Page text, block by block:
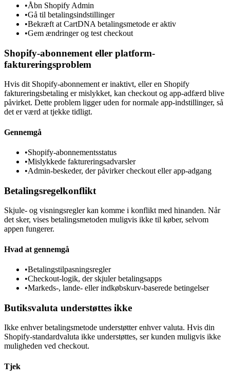
•Åbn Shopify Admin
•Gå til betalingsindstillinger
•Bekræft at CartDNA betalingsmetode er aktiv
•Gem ændringer og test checkout
Shopify-abonnement eller platform-
faktureringsproblem
Hvis dit Shopify-abonnement er inaktivt, eller en Shopify
faktureringsbetaling er mislykket, kan checkout og app-adfærd blive
påvirket. Dette problem ligger uden for normale app-indstillinger, så
det er værd at tjekke tidligt.
Gennemgå
•Shopify-abonnementsstatus
•Mislykkede faktureringsadvarsler
•Admin-beskeder, der påvirker checkout eller app-adgang
Betalingsregelkonflikt
Skjule- og visningsregler kan komme i konflikt med hinanden. Når
det sker, vises betalingsmetoden muligvis ikke til køber, selvom
appen fungerer.
Hvad at gennemgå
•Betalingstilpasningsregler
•Checkout-logik, der skjuler betalingsapps
•Markeds-, lande- eller indkøbskurv-baserede betingelser
Butiksvaluta understøttes ikke
Ikke enhver betalingsmetode understøtter enhver valuta. Hvis din
Shopify-standardvaluta ikke understøttes, ser kunden muligvis ikke
muligheden ved checkout.
Tjek